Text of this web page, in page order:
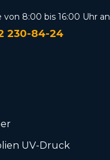
von 8:00 bis 16:00 Uhr an
230-84-24
UV-Druck